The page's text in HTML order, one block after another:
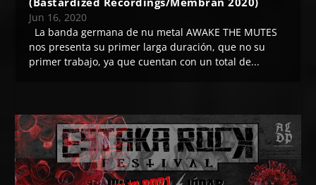
Jun 16, 2020
La banda germana de nu metal AWAKE THE MUTES
nos presenta su primer larga duración, que no su
primer trabajo, ya que cuentan con un total de...